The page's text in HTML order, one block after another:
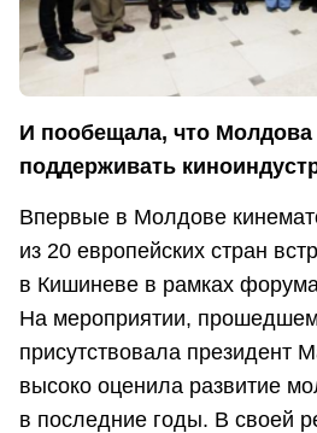
И пообещала, что
поддерживать
Впервые в Молдове
из 20 европейских стран
в Кишиневе в рамках
На мероприятии,
присутствовала президент
высоко оценила развитие
в последние годы. В своей